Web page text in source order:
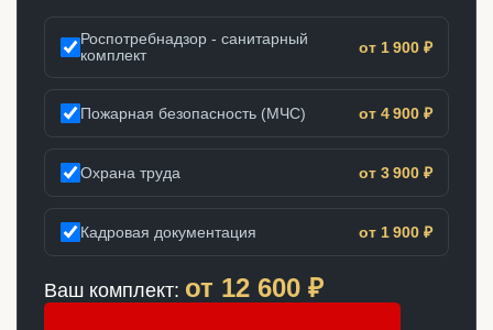
Роспотребнадзор - санитарный
комплект
от 1 900 ₽
Пожарная безопасность (МЧС) от 4 900 ₽
Охрана труда от 3 900 ₽
Кадровая документация от 1 900 ₽
Ваш комплект: от 12 600 ₽